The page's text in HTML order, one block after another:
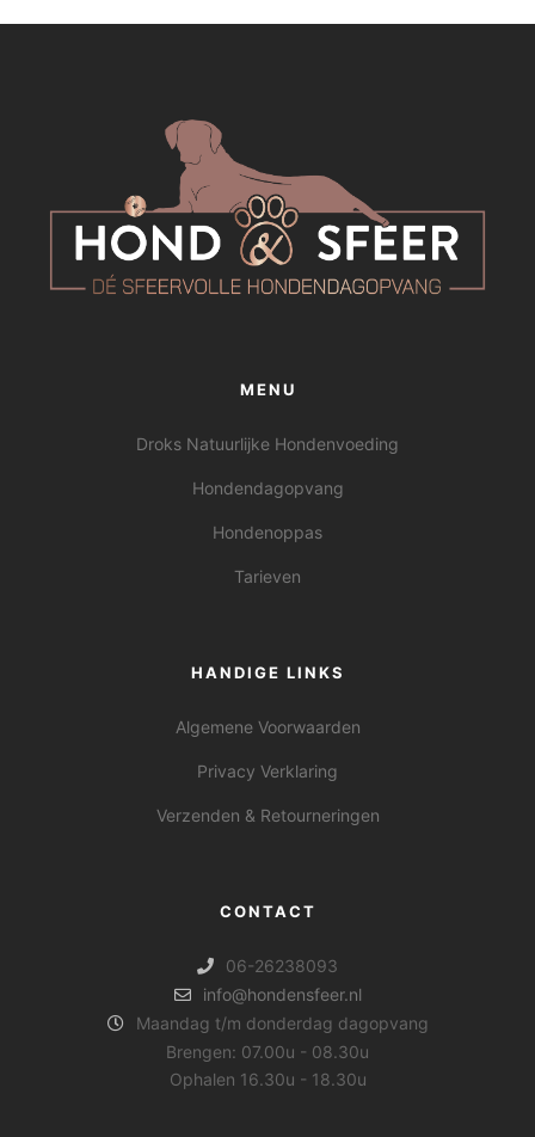
MENU
Droks Natuurlijke Hondenvoeding
Hondendagopvang
Hondenoppas
Tarieven
HANDIGE LINKS
Algemene Voorwaarden
Privacy Verklaring
Verzenden & Retourneringen
CONTACT
06-26238093
info@hondensfeer.nl
Maandag t/m donderdag dagopvang
Brengen: 07.00u - 08.30u
Ophalen 16.30u - 18.30u